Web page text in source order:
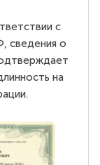
с
сведения о
на